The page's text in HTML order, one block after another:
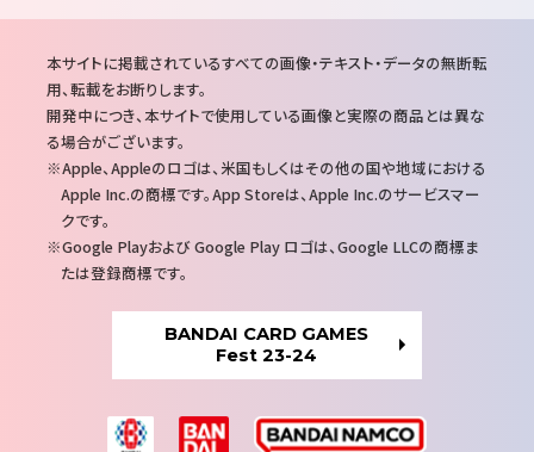
注
意
事
項
本サイトに掲載されているすべての画像・テキスト・データの無断転
用、転載をお断りします。
開発中につき、本サイトで使用している画像と実際の商品とは異な
る場合がございます。
Apple、Appleのロゴは、米国もしくはその他の国や地域における
Apple Inc.の商標です。App Storeは、Apple Inc.のサービスマー
クです。
Google Playおよび Google Play ロゴは、Google LLCの商標ま
たは登録商標です。
BANDAI CARD GAMES
Fest 23-24